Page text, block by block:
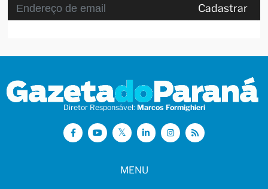
Cadastrar
Diretor Responsável: Marcos Formighieri
MENU